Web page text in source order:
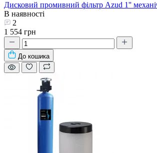
Дисковий промивний фільтр Azud 1''
В наявності
2
1 554 грн
До кошика